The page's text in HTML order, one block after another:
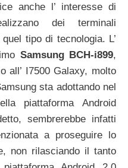
anche l’ interesse di
dei terminali
tipo di tecnologia. L’
Samsung BCH-i899,
all’ I7500 Galaxy, molto
sta adottando nel
piattaforma Android
sembrerebbe infatti
a proseguire lo
non rilasciando il tanto